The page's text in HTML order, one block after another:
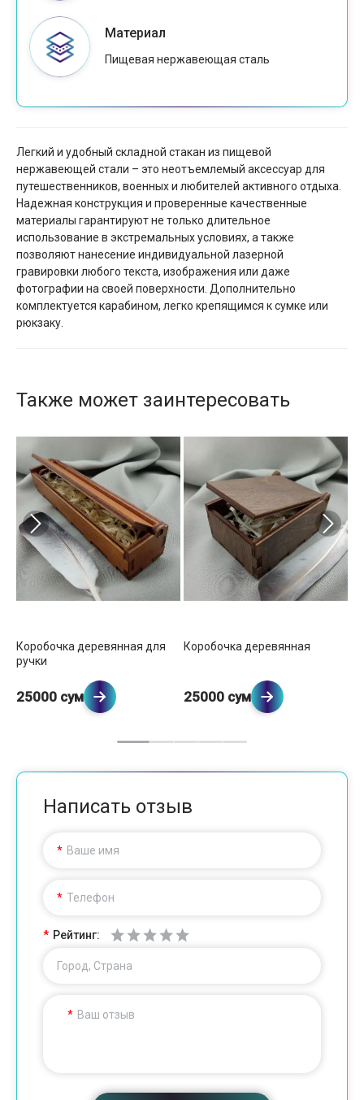
Материал
Пищевая нержавеющая сталь
Легкий и удобный складной стакан из пищевой
нержавеющей стали – это неотъемлемый аксессуар для
путешественников, военных и любителей активного отдыха.
Надежная конструкция и проверенные качественные
материалы гарантируют не только длительное
использование в экстремальных условиях, а также
позволяют нанесение индивидуальной лазерной
гравировки любого текста, изображения или даже
фотографии на своей поверхности. Дополнительно
комплектуется карабином, легко крепящимся к сумке или
рюкзаку.
Также может заинтересовать
Коробочка деревянная для
ручки
25000 сум
Коробочка деревянная
25000 сум
Написать отзыв
Ваше имя
Телефон
Рейтинг:
Город, Страна
Ваш отзыв